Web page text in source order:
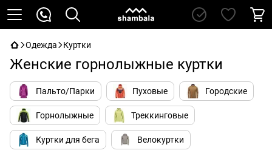
Одежда Куртки
Женские горнолыжные куртки
Пальто/Парки Пуховые Городские
Горнолыжные Треккинговые
Куртки для бега Велокуртки